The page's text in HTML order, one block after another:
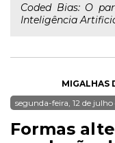
Coded Bias: O
Inteligência
MIGALHAS
segunda-feira, 12 de julho
Formas